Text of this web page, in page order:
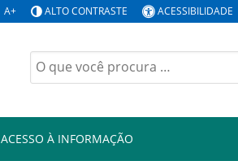
A+ ALTO CONTRASTE ACESSIBILIDADE
Buscar
por:
ACESSO À INFORMAÇÃO